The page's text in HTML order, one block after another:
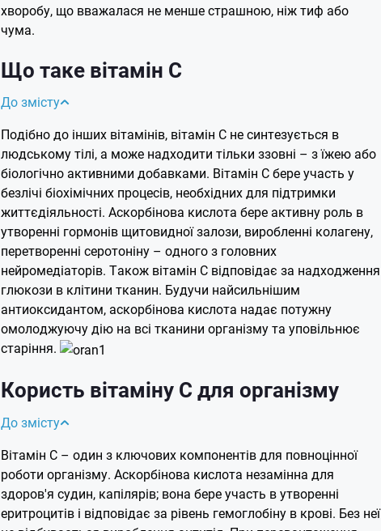
хворобу, що вважалася не менше страшною, ніж тиф або
чума.
Що таке вітамін С
До змісту
Подібно до інших вітамінів, вітамін С не синтезується в
людському тілі, а може надходити тільки ззовні – з їжею або
біологічно активними добавками. Вітамін С бере участь у
безлічі біохімічних процесів, необхідних для підтримки
життєдіяльності. Аскорбінова кислота бере активну роль в
утворенні гормонів щитовидної залози, виробленні колагену,
перетворенні серотоніну – одного з головних
нейромедіаторів. Також вітамін С відповідає за надходження
глюкози в клітини тканин. Будучи найсильнішим
антиоксидантом, аскорбінова кислота надає потужну
омолоджуючу дію на всі тканини організму та уповільнює
старіння.
Користь вітаміну С для організму
До змісту
Вітамін С – один з ключових компонентів для повноцінної
роботи організму. Аскорбінова кислота незамінна для
здоров'я судин, капілярів; вона бере участь в утворенні
еритроцитів і відповідає за рівень гемоглобіну в крові. Без неї